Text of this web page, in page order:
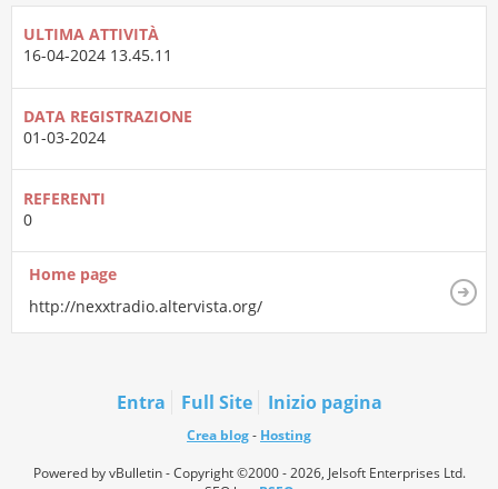
ULTIMA ATTIVITÀ
16-04-2024 13.45.11
DATA REGISTRAZIONE
01-03-2024
REFERENTI
0
Home page
http://nexxtradio.altervista.org/
Entra Full Site Inizio pagina
Crea blog- Hosting
Powered by vBulletin - Copyright ©2000 - 2026, Jelsoft Enterprises Ltd.